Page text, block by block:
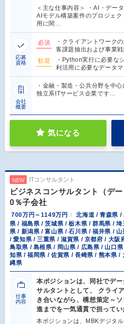
＜主な仕事内容＞ ・AI・デー
AIモデル構築案件のプロジェ
用に関…
応募
資格
必須
・クライアントワーク
客課題抽出および事業
歓迎
・Python実行に必要な
利活用に必要なデータ
会社
概要
・金融・製造・公共分野を中
独立系ITサービス企業です…
気になる
NEW ITコンサルタント
ビジネスコンサルタント（デ
0％子会社
700万円～1149万円
北海道 / 青森県 /
県 / 福島県 / 茨城県 / 栃木県 / 群馬県 / 埼
県 / 新潟県 / 富山県 / 石川県 / 福井県 /
/ 愛知県 / 三重県 / 滋賀県 / 京都府 / 大阪
鳥取県 / 島根県 / 岡山県 / 広島県 / 山口
知県 / 福岡県 / 佐賀県 / 長崎県 / 熊本県 /
縄県
仕事
内容
本ポジションは、同社でデ
サルタントとして、 クライ
き合いながら、構想策定～
進までを一気通貫で担ってい
本ポジションは、MBKデジタ